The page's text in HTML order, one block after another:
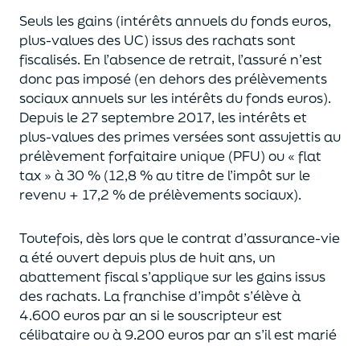
Seuls les gains (intérêts annuels du fonds euros,
plus-values des UC) issus des rachats sont
fiscalisés. En l’absence de retrait, l’assuré n’est
donc pas imposé (en dehors des prélèvements
sociaux annuels sur les intérêts du fonds euros).
Depuis le 27 septembre 2017, les intérêts et
plus-values des primes verséessont assujettis au
prélèvement forfaitaire unique (PFU) ou « flat
tax » à 30 % (12,8 % au titre de l’impôt sur le
revenu + 17,2 % de prélèvements sociaux).
Toutefois, dès lors que le contrat d’assurance-vie
a été ouvert depuis plus de huit ans, un
abattement fiscal s’applique sur les gains issus
des rachats. La franchise d’impôts’élève à
4.600 euros par an si le souscripteurest
célibataire ou à 9.200 euros par an s’il est marié